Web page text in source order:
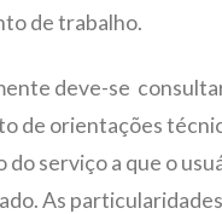
de trabalho.
deve-se
de orientações
do serviço a que o
As